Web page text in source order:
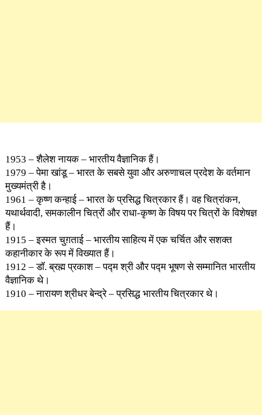
1953 – शैलेश नायक – भारतीय वैज्ञानिक हैं।
1979 – पेमा खांडू – भारत के सबसे युवा और अरुणाचल प्रदेश के वर्तमान
मुख्यमंत्री है।
1961 – कृष्ण कन्हाई – भारत के प्रसिद्ध चित्रकार हैं। वह चित्रांकन,
यथार्थवादी, समकालीन चित्रों और राधा-कृष्ण के विषय पर चित्रों के विशेषज्ञ
हैं।
1915 – इस्मत चुग़ताई – भारतीय साहित्य में एक चर्चित और सशक्त
कहानीकार के रूप में विख्यात हैं।
1912 – डॉ. ब्रह्म प्रकाश – पद्म श्री और पद्म भूषण से सम्मानित भारतीय
वैज्ञानिक थे।
1910 – नारायण श्रीधर बेन्द्रे – प्रसिद्ध भारतीय चित्रकार थे।